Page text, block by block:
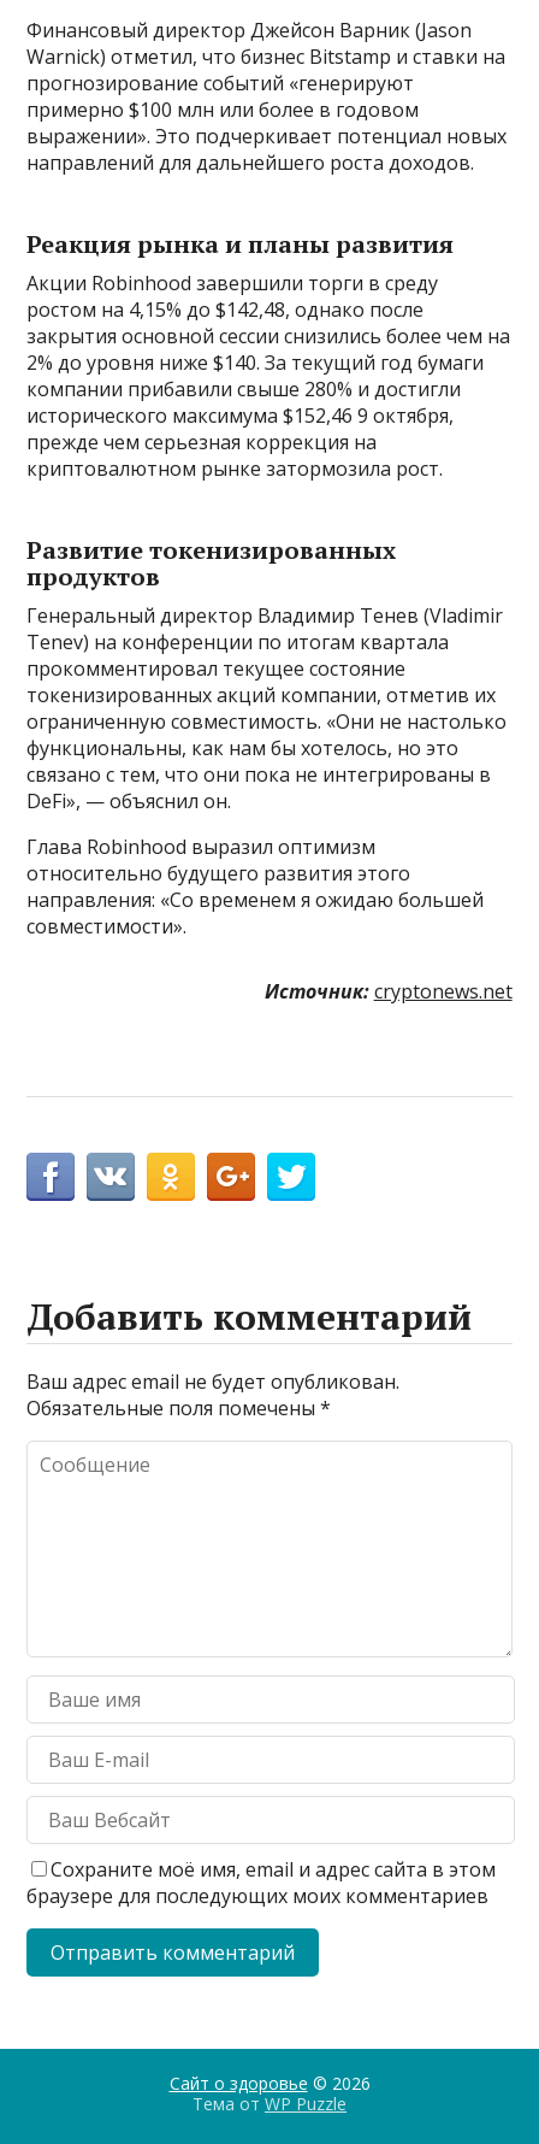
Финансовый директор Джейсон Варник (Jason
Warnick) отметил, что бизнес Bitstamp и ставки на
прогнозирование событий «генерируют
примерно $100 млн или более в годовом
выражении». Это подчеркивает потенциал новых
направлений для дальнейшего роста доходов.
Реакция рынка и планы развития
Акции Robinhood завершили торги в среду
ростом на 4,15% до $142,48, однако после
закрытия основной сессии снизились более чем на
2% до уровня ниже $140. За текущий год бумаги
компании прибавили свыше 280% и достигли
исторического максимума $152,46 9 октября,
прежде чем серьезная коррекция на
криптовалютном рынке затормозила рост.
Развитие токенизированных
продуктов
Генеральный директор Владимир Тенев (Vladimir
Tenev) на конференции по итогам квартала
прокомментировал текущее состояние
токенизированных акций компании, отметив их
ограниченную совместимость. «Они не настолько
функциональны, как нам бы хотелось, но это
связано с тем, что они пока не интегрированы в
DeFi», — объяснил он.
Глава Robinhood выразил оптимизм
относительно будущего развития этого
направления: «Со временем я ожидаю большей
совместимости».
Источник: cryptonews.net
Добавить комментарий
Ваш адрес email не будет опубликован.
Обязательные поля помечены*
Сохраните моё имя, email и адрес сайта в этом
браузере для последующих моих комментариев
Сайт о здоровье © 2026
Тема от WP Puzzle